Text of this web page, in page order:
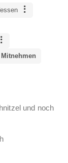
und noch